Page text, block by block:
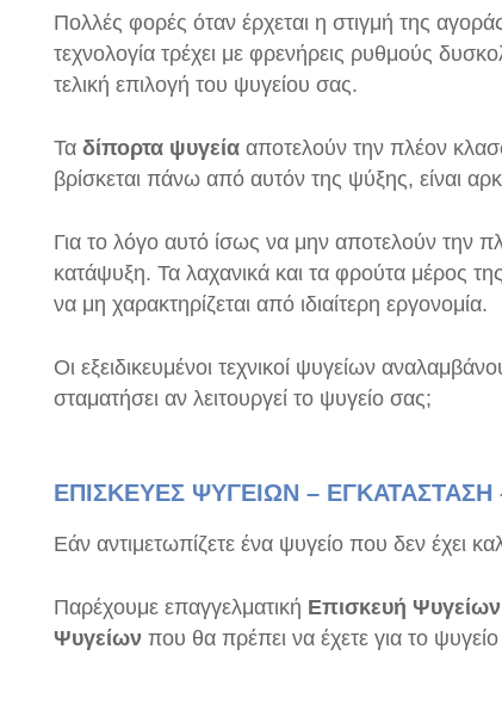
Πολλές φορές όταν έρχεται η στιγμή της
τεχνολογία τρέχει με φρενήρεις ρυθμούς
τελική επιλογή του ψυγείου σας.
Τα δίπορτα ψυγεία αποτελούν την πλέον
βρίσκεται πάνω από αυτόν της ψύξης, είναι
Για το λόγο αυτό ίσως να μην αποτελούν την
κατάψυξη. Τα λαχανικά και τα φρούτα μέρος
να μη χαρακτηρίζεται από ιδιαίτερη εργονομία.
Οι εξειδικευμένοι τεχνικοί ψυγείων
σταματήσει αν λειτουργεί το ψυγείο σας;
ΕΠΙΣΚΕΥΕΣ ΨΥΓΕΙΩΝ – ΕΓΚΑΤΑΣΤΑΣΗ
Εάν αντιμετωπίζετε ένα ψυγείο που δεν έχει
Παρέχουμε επαγγελματική Επισκευή Ψυγείων
Ψυγείων που θα πρέπει να έχετε για το